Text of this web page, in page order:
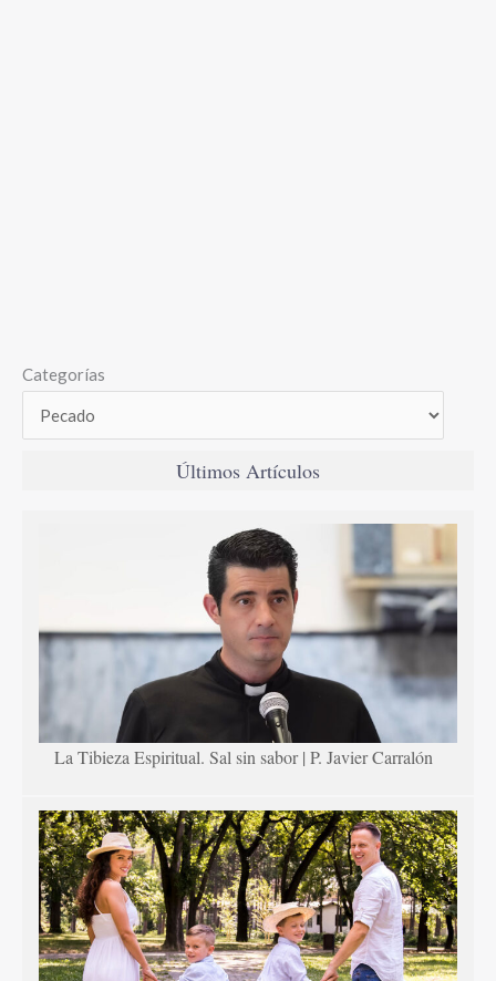
Categorías
Últimos Artículos
La Tibieza Espiritual. Sal sin sabor | P. Javier Carralón